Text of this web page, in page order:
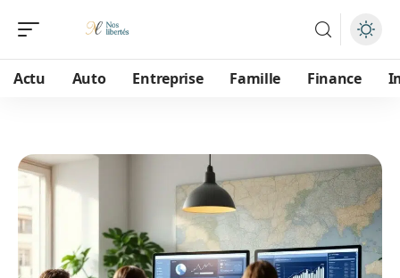
Actu Auto Entreprise Famille Finance